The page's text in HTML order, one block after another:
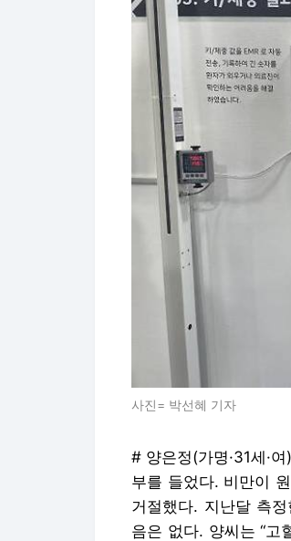
사진= 박선혜 기자
# 양은정(가명·31세·
부를 들었다. 비만이
거절했다. 지난달 측
음은 없다. 양씨는 “고